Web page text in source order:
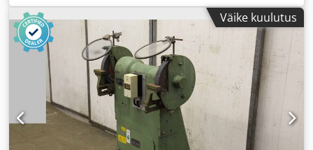
Väike kuulutus